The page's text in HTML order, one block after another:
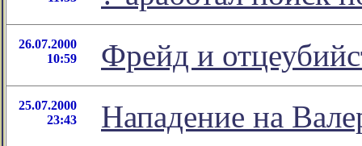
26.07.2000
10:59
Фрейд и
25.07.2000
23:43
Нападение на